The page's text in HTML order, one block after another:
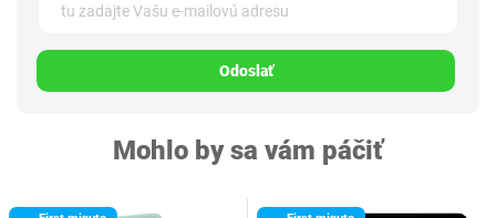
Odoslať
Mohlo by sa vám páčiť